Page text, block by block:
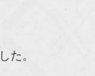
た。